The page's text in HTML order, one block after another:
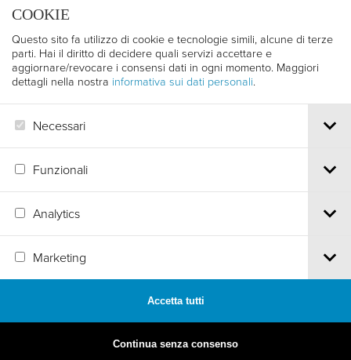
COOKIE
Questo sito fa utilizzo di cookie e tecnologie simili, alcune di terze
parti. Hai il diritto di decidere quali servizi accettare e
aggiornare/revocare i consensi dati in ogni momento. Maggiori
dettagli nella nostra informativa sui dati personali.
Necessari
Funzionali
Analytics
Marketing
Accetta tutti
Continua senza consenso
SACRIST
Luka Klapan
EURORAMA
Tel.+39 0461 986120